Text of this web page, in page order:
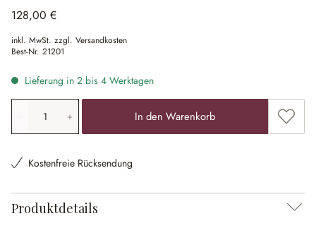
128,00 €
inkl. MwSt. zzgl. Versandkosten
Best-Nr. 21201
Lieferung in 2 bis 4 Werktagen
Produkt Anzahl: Gib den gewünschten Wert ein oder
In den Warenkorb Zum
Kostenfreie Rücksendung
Produktdetails